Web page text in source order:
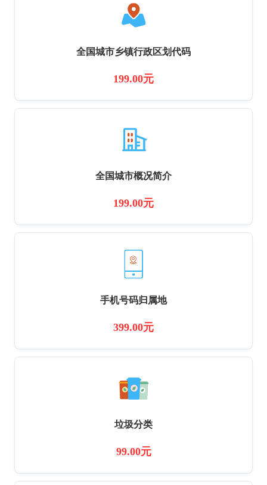
全国城市乡镇行政区划代码
199.00元
全国城市概况简介
199.00元
手机号码归属地
399.00元
垃圾分类
99.00元